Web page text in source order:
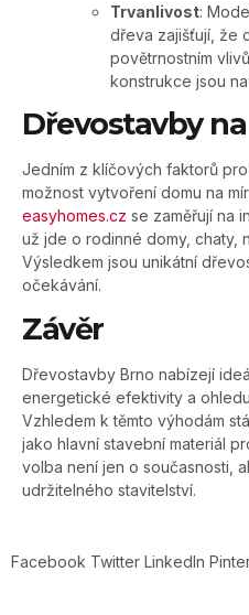
Trvanlivost:
dřeva zajišťují, že
povětrnostním
konstrukce jsou
Dřevostavby
Jedním z klíčových faktorů
možnost vytvoření domu na
easyhomes.cz se zaměřují na
už jde o rodinné domy, chaty,
Výsledkem jsou unikátní
očekávání.
Závěr
Dřevostavby Brno nabízejí
energetické efektivity a
Vzhledem k těmto výhodám
jako hlavní stavební materiál
volba není jen o současnosti,
udržitelného stavitelství.
Facebook Twitter LinkedIn